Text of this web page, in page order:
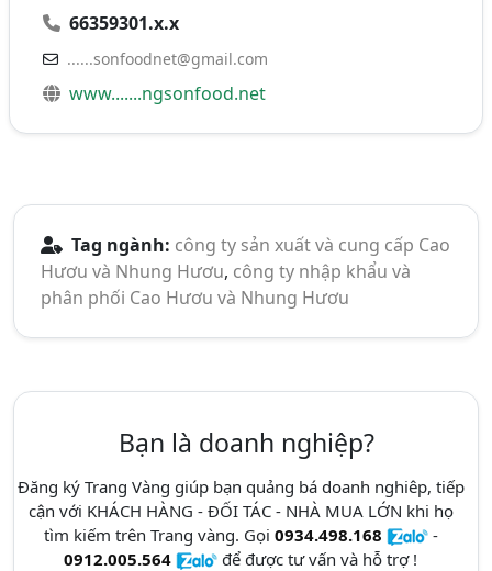
66359301.x.x
......sonfoodnet@gmail.com
www.......ngsonfood.net
Tag ngành: công ty sản xuất và cung cấp Cao
Hươu và Nhung Hươu, công ty nhập khẩu và
phân phối Cao Hươu và Nhung Hươu
Bạn là doanh nghiệp?
Đăng ký Trang Vàng giúp bạn quảng bá doanh nghiêp, tiếp
cận với KHÁCH HÀNG - ĐỐI TÁC - NHÀ MUA LỚN khi họ
tìm kiếm trên Trang vàng. Gọi 0934.498.168
-
0912.005.564
để được tư vấn và hỗ trợ !